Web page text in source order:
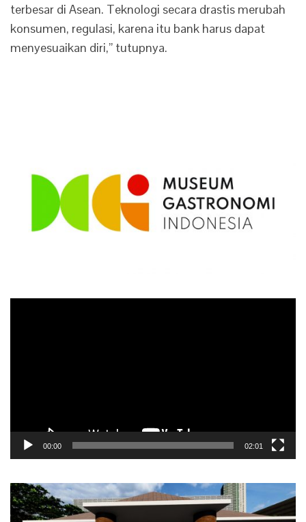
terbesar di Asean. Teknologi secara drastis merubah
konsumen, regulasi, karena itu bank harus dapat
menyesuaikan diri,” tutupnya.
00:00 02:01